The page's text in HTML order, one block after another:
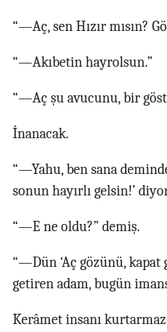
“—Aç, sen Hızır mısın?
“—Akıbetin hayrolsun.”
“—Aç şu avucunu, bir
İnanacak.
“—Yahu, ben sana
sonun hayırlı gelsin!’
“—E ne oldu?” demiş.
“—Dün ‘Aç gözünü, kapat
getiren adam, bugün
Kerâmet insanı